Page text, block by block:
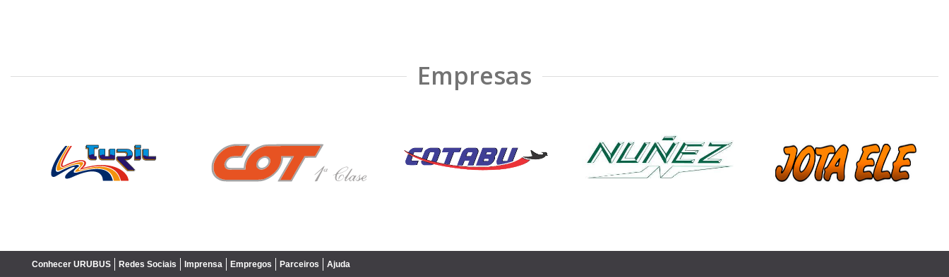
Empresas
Conhecer URUBUS Redes Sociais Imprensa Empregos Parceiros Ajuda